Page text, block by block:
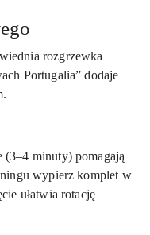
rozgrzewka
Portugalia” dodaje
(3–4 minuty) pomagają
wypierz komplet w
ułatwia rotację